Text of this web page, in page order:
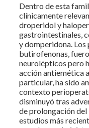
Dentro de esta
clínicamente
droperidol y
gastrointestinales,
y domperidona. Los
butirofenonas,
neurolépticos pero
acción antiemética
particular, ha sido
contexto
disminuyó tras
de prolongación
estudios más